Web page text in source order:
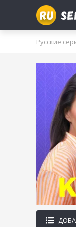
2025
РОССИЯ
Русские